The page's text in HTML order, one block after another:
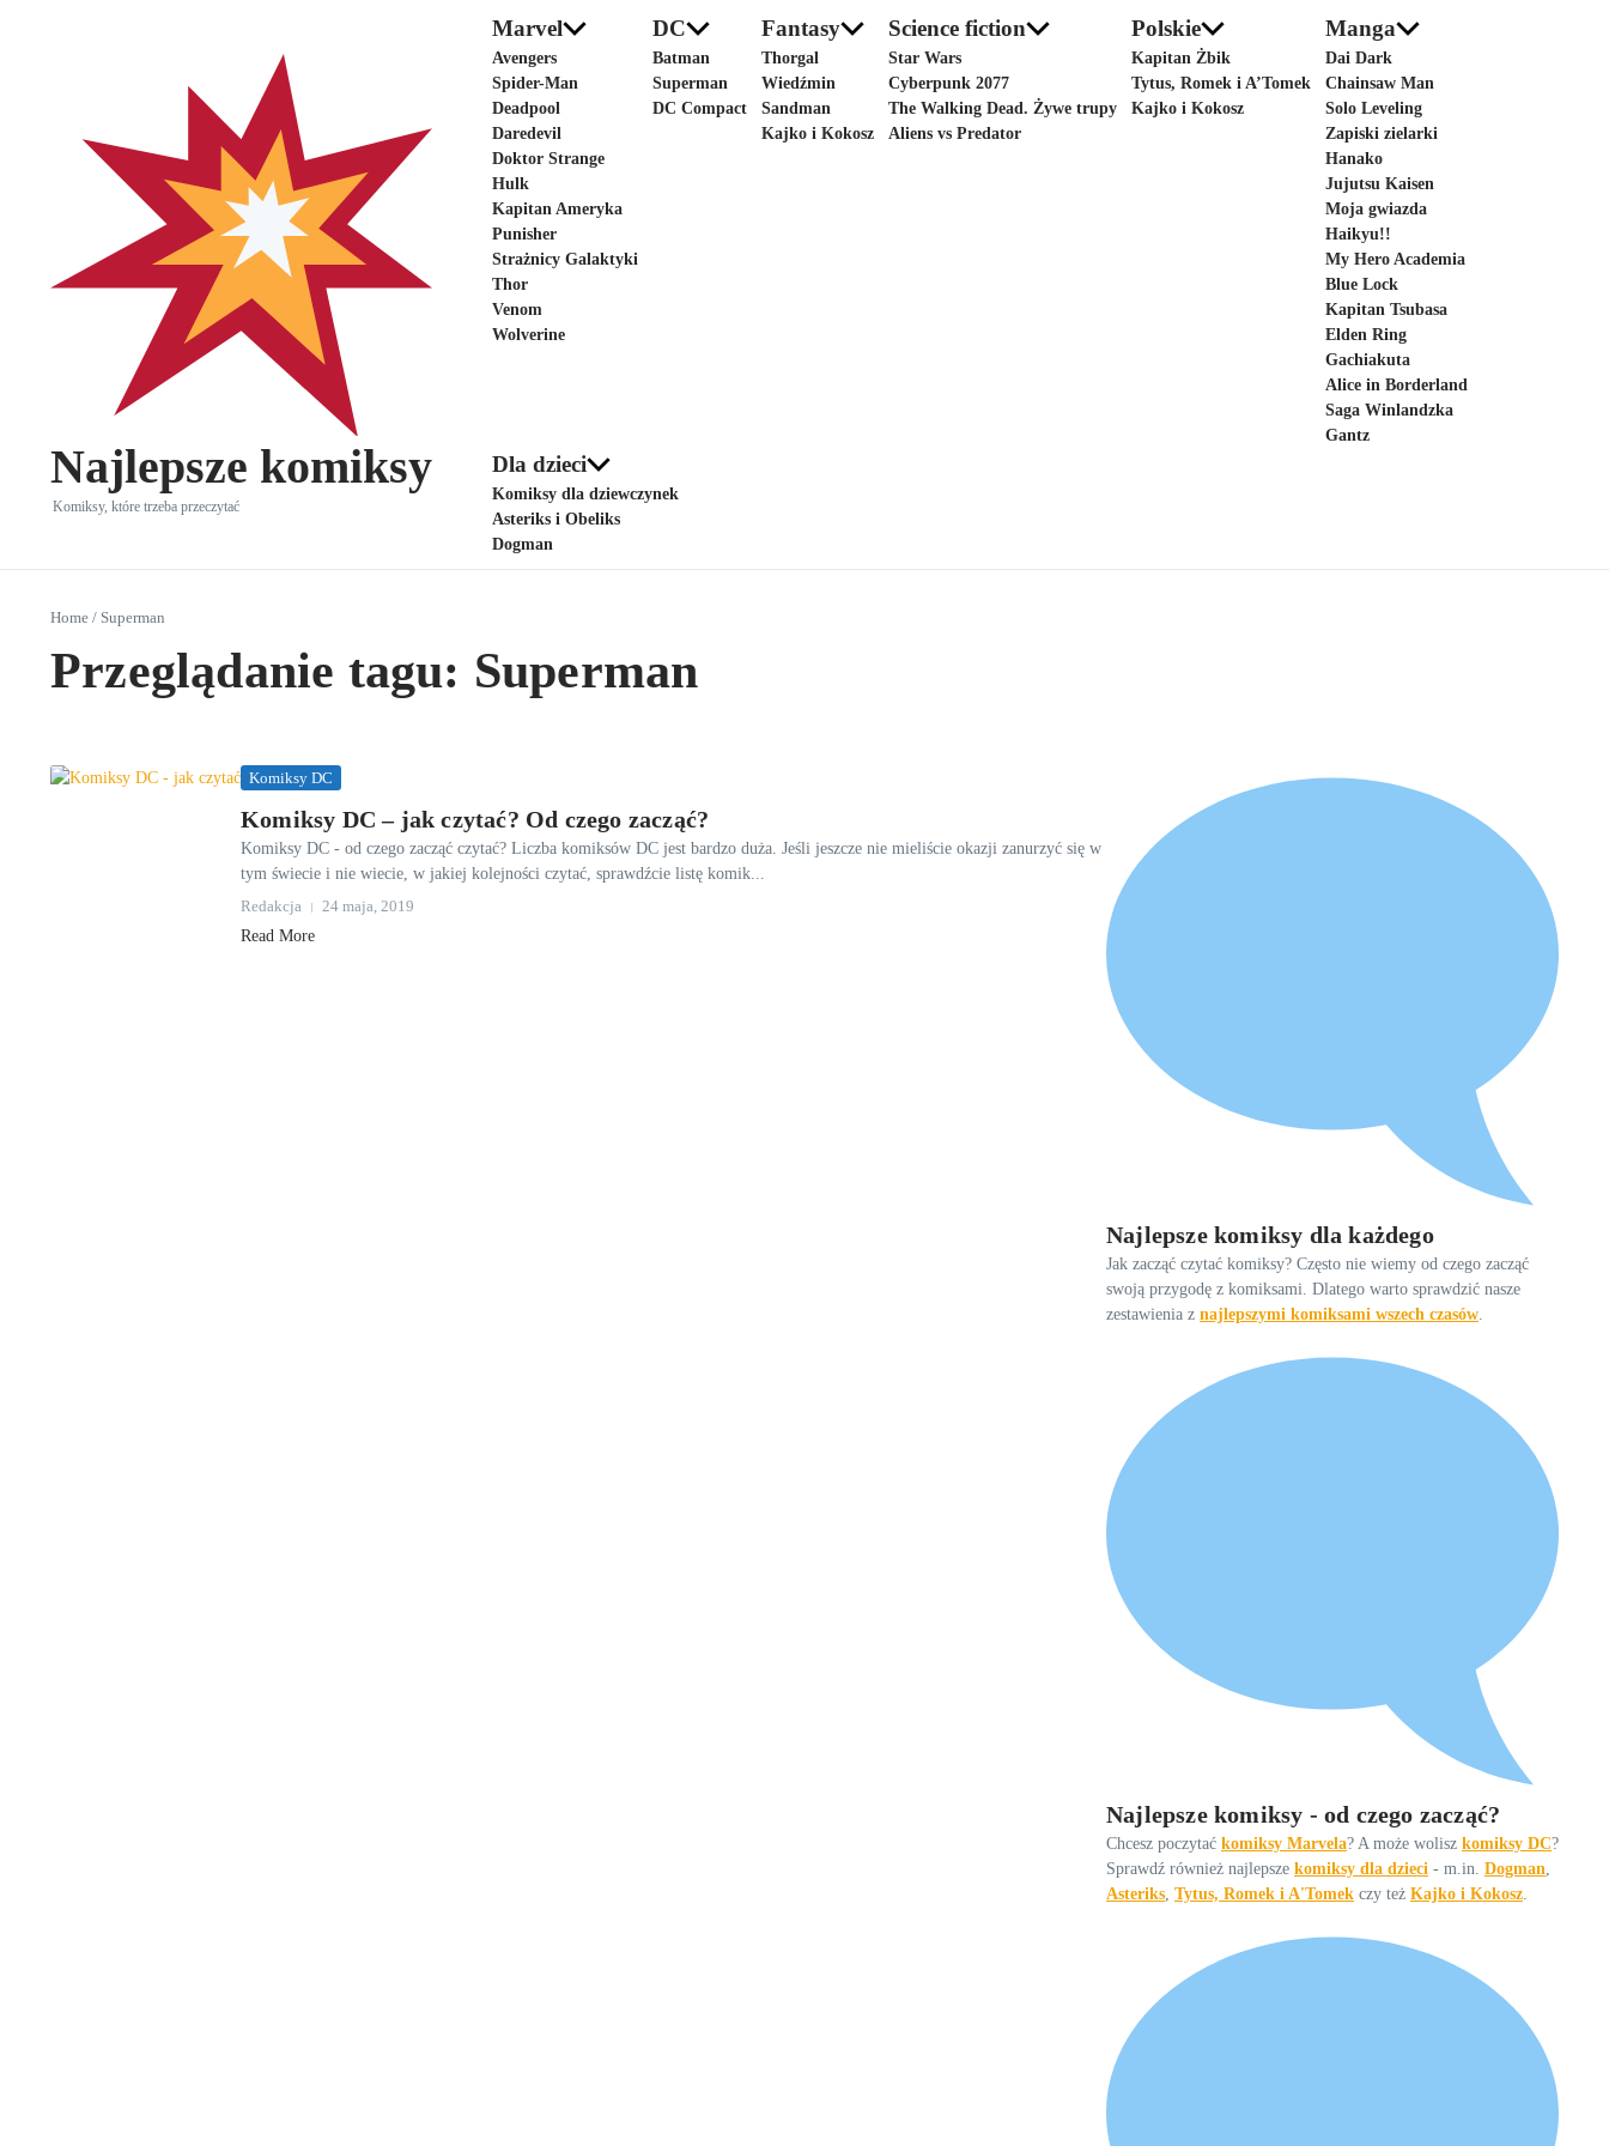
Najlepsze komiksy
Komiksy, które trzeba przeczytać
Marvel
Avengers
Spider-Man
Deadpool
Daredevil
Doktor Strange
Hulk
Kapitan Ameryka
Punisher
Strażnicy Galaktyki
Thor
Venom
Wolverine
DC
Batman
Superman
DC Compact
Fantasy
Thorgal
Wiedźmin
Sandman
Kajko i Kokosz
Science fiction
Star Wars
Cyberpunk 2077
The Walking Dead. Żywe trupy
Aliens vs Predator
Polskie
Kapitan Żbik
Tytus, Romek i A’Tomek
Kajko i Kokosz
Manga
Dai Dark
Chainsaw Man
Solo Leveling
Zapiski zielarki
Hanako
Jujutsu Kaisen
Moja gwiazda
Haikyu!!
My Hero Academia
Blue Lock
Kapitan Tsubasa
Elden Ring
Gachiakuta
Alice in Borderland
Saga Winlandzka
Gantz
Dla dzieci
Komiksy dla dziewczynek
Asteriks i Obeliks
Dogman
Home / Superman
Przeglądanie tagu: Superman
Komiksy DC
Komiksy DC – jak czytać? Od czego zacząć?
Komiksy DC - od czego zacząć czytać? Liczba komiksów DC jest bardzo duża. Jeśli jeszcze nie mieliście okazji zanurzyć się w
tym świecie i nie wiecie, w jakiej kolejności czytać, sprawdźcie listę komik...
Redakcja
24 maja, 2019
Read More
Najlepsze komiksy dla każdego
Jak zacząć czytać komiksy? Często nie wiemy od czego zacząć
swoją przygodę z komiksami. Dlatego warto sprawdzić nasze
zestawienia z najlepszymi komiksami wszech czasów.
Najlepsze komiksy - od czego zacząć?
Chcesz poczytać komiksy Marvela? A może wolisz komiksy DC?
Sprawdź również najlepsze komiksy dla dzieci - m.in. Dogman,
Asteriks, Tytus, Romek i A'Tomek czy też Kajko i Kokosz.